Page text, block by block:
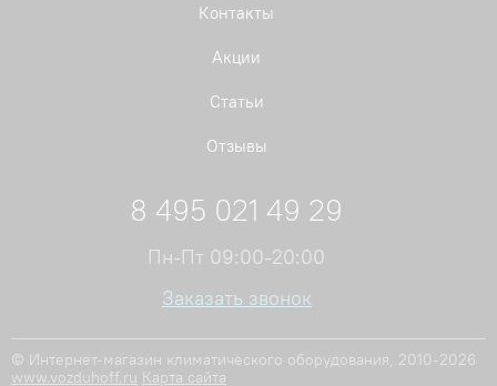
Контакты
Акции
Статьи
Отзывы
8 495 021 49 29
Пн-Пт 09:00-20:00
Заказать звонок
© Интернет-магазин климатического оборудования, 2010-2026
www.vozduhoff.ru Карта сайта